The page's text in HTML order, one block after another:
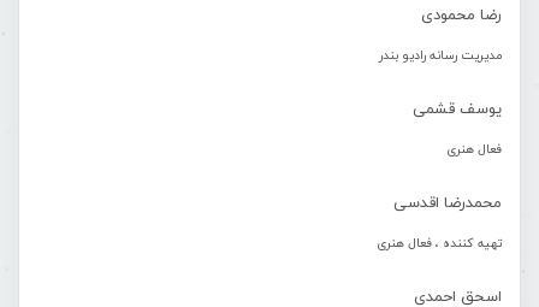
رضا محمودی
مدیریت رسانه رادیو بندر
یوسف قشمی
فعال هنری
محمدرضا اقدسی
تهیه کننده ، فعال هنری
اسحق احمدی